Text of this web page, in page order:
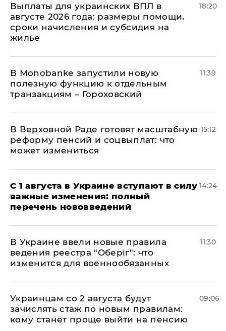
Выплаты для украинских ВПЛ в
августе 2026 года: размеры помощи,
сроки начисления и субсидия на
жилье
18:20
В Мonobankе запустили новую
полезную функцию к отдельным
транзакциям – Гороховский
11:39
В Верховной Раде готовят масштабную
реформу пенсий и соцвыплат: что
может измениться
15:12
С 1 августа в Украине вступают в силу
важные изменения: полный
перечень нововведений
14:24
В Украине ввели новые правила
ведения реестра "Оберіг": что
изменится для военнообязанных
11:30
Украинцам со 2 августа будут
зачислять стаж по новым правилам:
кому станет проще выйти на пенсию
09:06